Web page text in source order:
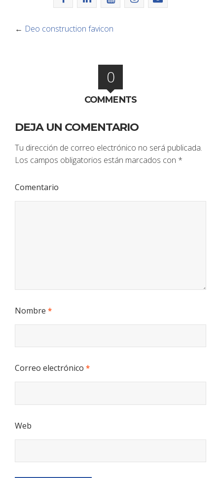
← Deo construction favicon
0
COMMENTS
DEJA UN COMENTARIO
Tu dirección de correo electrónico no será publicada.
Los campos obligatorios están marcados con *
Comentario
Nombre *
Correo electrónico *
Web